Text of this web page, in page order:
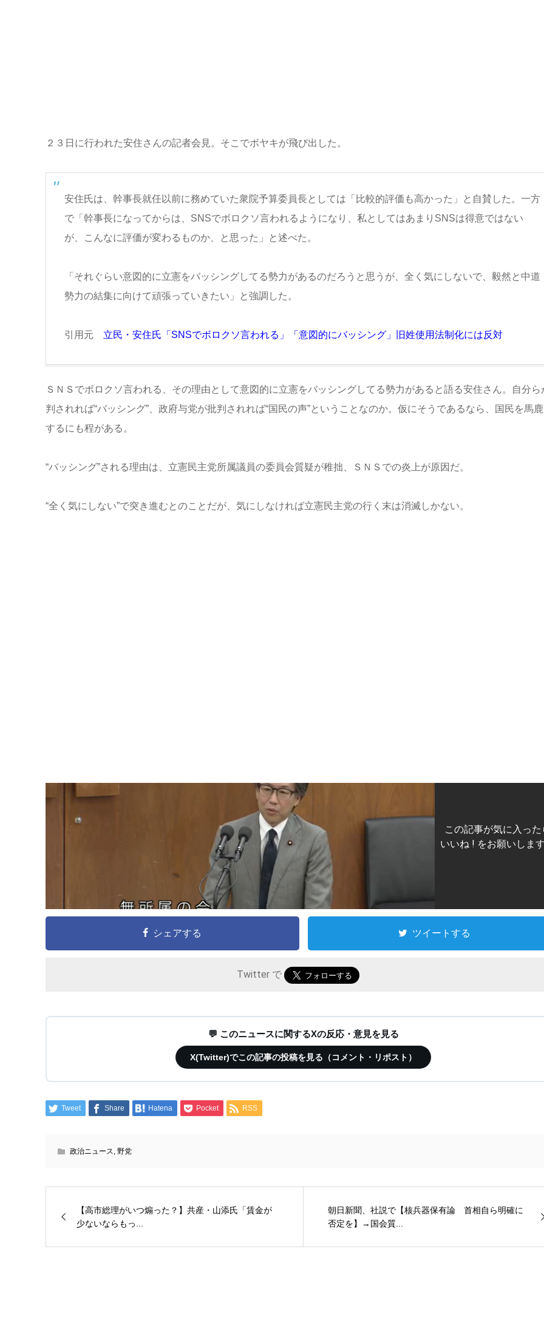
２３日に行われた安住さんの記者会見。そこでボヤキが飛び出した。
安住氏は、幹事長就任以前に務めていた衆院予算委員長としては「比較的評価も高かった」と自賛した。一方
で「幹事長になってからは、SNSでボロクソ言われるようになり、私としてはあまりSNSは得意ではない
が、こんなに評価が変わるものか、と思った」と述べた。
「それぐらい意図的に立憲をバッシングしてる勢力があるのだろうと思うが、全く気にしないで、毅然と中道
勢力の結集に向けて頑張っていきたい」と強調した。
引用元 立民・安住氏「SNSでボロクソ言われる」「意図的にバッシング」旧姓使用法制化には反対
ＳＮＳでボロクソ言われる、その理由として意図的に立憲をバッシングしてる勢力があると語る安住さん。自分ら
判されれば“バッシング”、政府与党が批判されれば“国民の声”ということなのか。仮にそうであるなら、国民を馬
するにも程がある。
“バッシング”される理由は、立憲民主党所属議員の委員会質疑が稚拙、ＳＮＳでの炎上が原因だ。
“全く気にしない”で突き進むとのことだが、気にしなければ立憲民主党の行く末は消滅しかない。
この記事が気に入った
いいね ! をお願いしま
シェアする ツイートする
Twitter で
💬 このニュースに関するXの反応・意見を見る
X(Twitter)でこの記事の投稿を見る（コメント・リポスト）
Tweet Share Hatena Pocket RSS
政治ニュース, 野党
【高市総理がいつ煽った？】共産・山添氏「賃金が
少ないならもっ...
朝日新聞、社説で【核兵器保有論 首相自ら明確に
否定を】→国会質...